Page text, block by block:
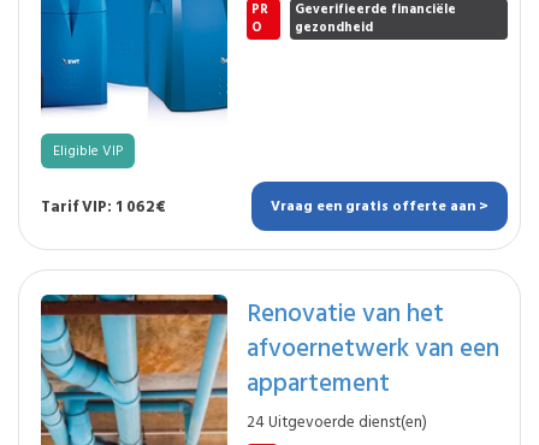
PR
O
Geverifieerde financiële
gezondheid
Eligible VIP
Tarif VIP: 1 062€ Vraag een gratis offerte aan >
Renovatie van het
afvoernetwerk van een
appartement
24 Uitgevoerde dienst(en)